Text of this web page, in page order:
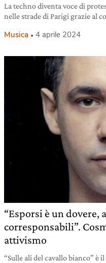
La techno diventa voce di
nelle strade di Parigi grazie al
Musica 4 aprile 2024
“Esporsi è un dovere,
corresponsabili”.
attivismo
“Sulle ali del cavallo bianco” è